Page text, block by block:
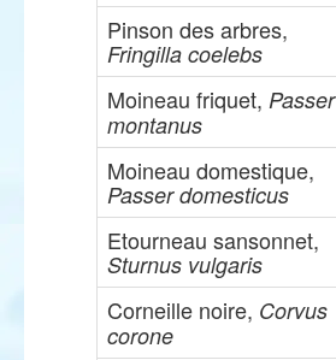
Pinson des arbres,
Fringilla coelebs
Moineau friquet, Passer
montanus
Moineau domestique,
Passer domesticus
Etourneau sansonnet,
Sturnus vulgaris
Corneille noire, Corvus
corone